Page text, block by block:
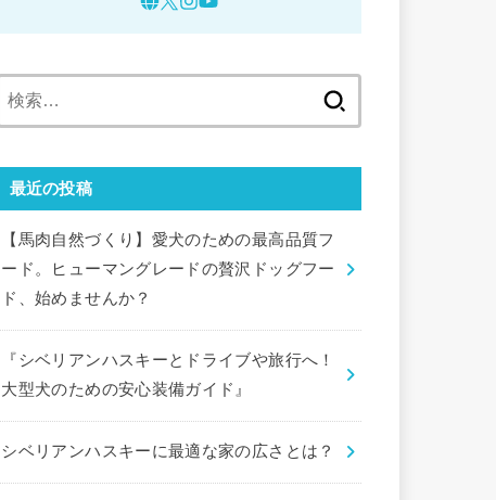
最近の投稿
【馬肉自然づくり】愛犬のための最高品質フ
ード。ヒューマングレードの贅沢ドッグフー
ド、始めませんか？
『シベリアンハスキーとドライブや旅行へ！
大型犬のための安心装備ガイド』
シベリアンハスキーに最適な家の広さとは？